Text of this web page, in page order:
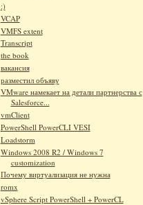
:)
VCAP
VMFS extent
Transcript
the book
вакансия
разместил объяву
VMware намекает на детали партнерства с
Salesforce...
vmClient
PowerShell PowerCLI VESI
Loadstorm
Windows 2008 R2 / Windows 7
customization
Почему виртуализация не нужна
romx
vSphere Script PowerShell + PowerCL